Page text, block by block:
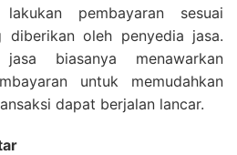
lakukan pembayaran sesuai
diberikan oleh penyedia jasa.
biasanya menawarkan
untuk memudahkan
dapat berjalan lancar.